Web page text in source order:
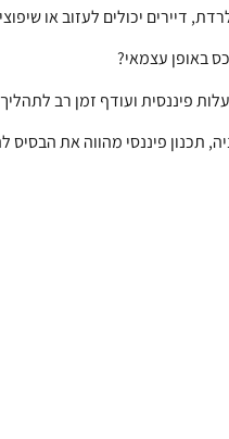
דיירים יכולים לעזוב או
פיננסית ועודף זמן רב
תכנון פיננסי מהווה את